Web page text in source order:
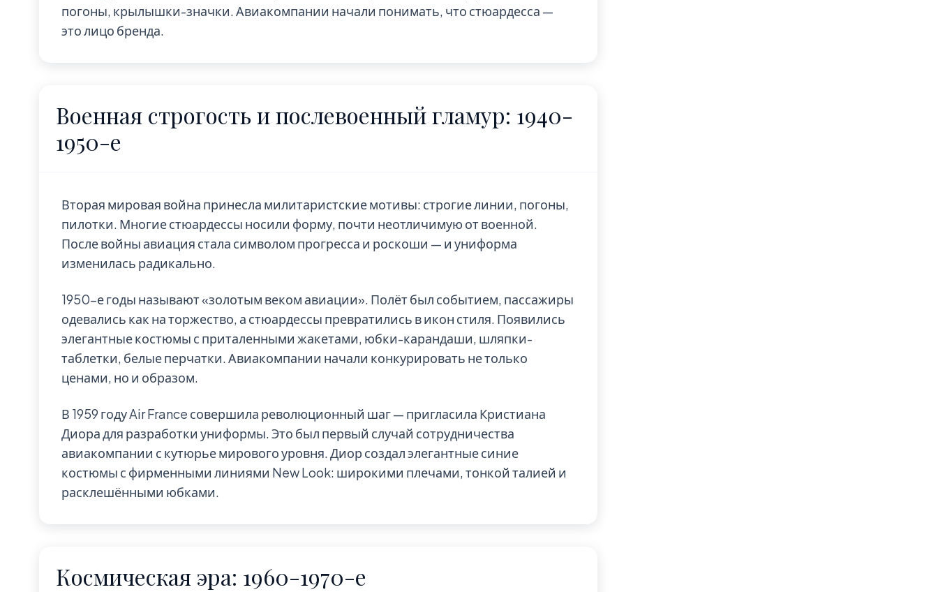
погоны, крылышки-значки. Авиакомпании начали понимать, что стюардесса —
это лицо бренда.
Военная строгость и послевоенный гламур: 1940-
1950-е
Вторая мировая война принесла милитаристские мотивы: строгие линии, погоны,
пилотки. Многие стюардессы носили форму, почти неотличимую от военной.
После войны авиация стала символом прогресса и роскоши — и униформа
изменилась радикально.
1950-е годы называют «золотым веком авиации». Полёт был событием, пассажиры
одевались как на торжество, а стюардессы превратились в икон стиля. Появились
элегантные костюмы с приталенными жакетами, юбки-карандаши, шляпки-
таблетки, белые перчатки. Авиакомпании начали конкурировать не только
ценами, но и образом.
В 1959 году Air France совершила революционный шаг — пригласила Кристиана
Диора для разработки униформы. Это был первый случай сотрудничества
авиакомпании с кутюрье мирового уровня. Диор создал элегантные синие
костюмы с фирменными линиями New Look: широкими плечами, тонкой талией и
расклешёнными юбками.
Космическая эра: 1960-1970-е